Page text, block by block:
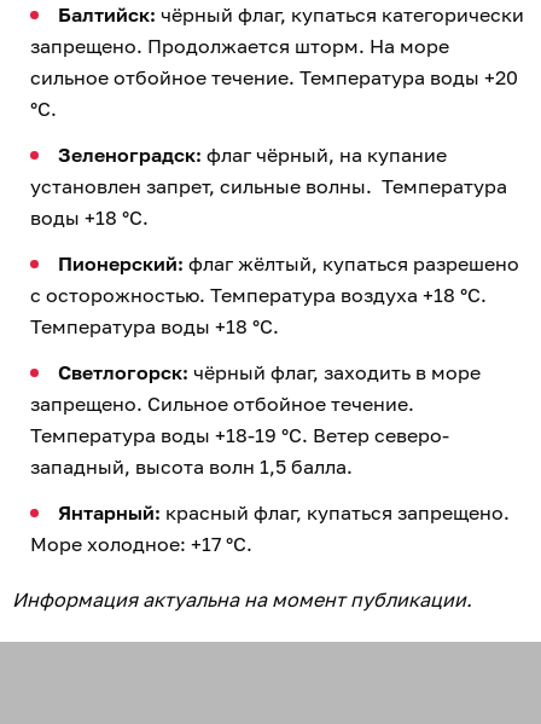
Балтийск: чёрный флаг, купаться категорически
запрещено. Продолжается шторм. На море
сильное отбойное течение. Температура воды +20
°C.
Зеленоградск: флаг чёрный, на купание
установлен запрет, сильные волны. Температура
воды +18 °C.
Пионерский: флаг жёлтый, купаться разрешено
с осторожностью. Температура воздуха +18 °C.
Температура воды +18 °C.
Светлогорск: чёрный флаг, заходить в море
запрещено. Сильное отбойное течение.
Температура воды +18-19 °C. Ветер северо-
западный, высота волн 1,5 балла.
Янтарный: красный флаг, купаться запрещено.
Море холодное: +17 °C.
Информация актуальна на момент публикации.